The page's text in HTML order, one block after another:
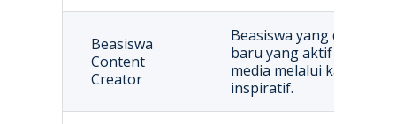
Beasiswa
Content
Creator
Beasiswa yang
baru yang aktif sebagai
media melalui karya
inspiratif.